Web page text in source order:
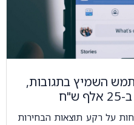
השמיץ בתגובות,
על רקע תוצאות הבחירות